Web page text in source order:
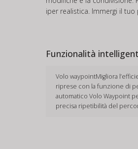
iper realistica. Immergi il
Funzionalità
Volo waypointMigliora
riprese con la funzione di
automatico Volo Waypoint
precisa ripetibilità del